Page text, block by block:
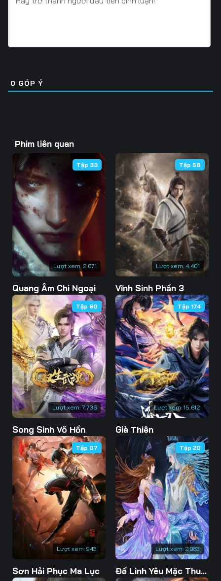
25 26
31 32 33
37 38 39
47 48
49 51
52 54
55 57
58 60
61 63
64 66
67 68 69
70 71 72
73 75
76 77 78
79 80 81
82 83 84
85 86 87
88 89 90
91 92 93
94 95 96
97 98 99
100 102
103 105
0 GÓP Ý
Phim liên quan
Lượt xem: 2.671
Tập 33
Quang Âm Chi Ngoại
Lượt xem: 4.401
Tập 58
Vĩnh Sinh Phần 3
Lượt xem: 7.736
Tập 60
Song Sinh Võ Hồn
Lượt xem: 15.612
Tập 174
Già Thiên
Lượt xem: 943
Tập 07
Sơn Hải Phục Ma Lục
Lượt xem: 2.983
Tập 20
Đế Linh Yêu Mặc Thuỷ Linh Lung